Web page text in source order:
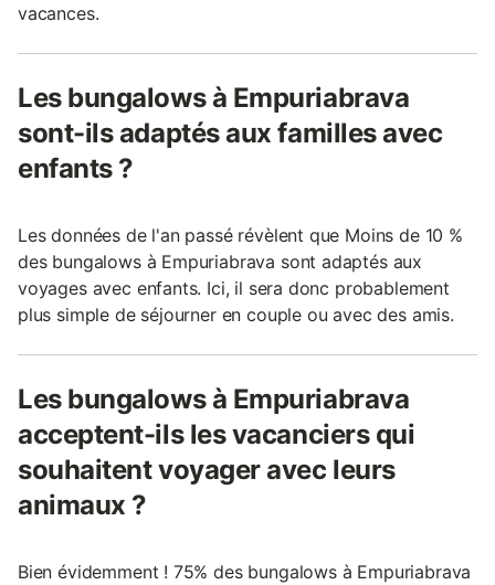
vacances.
Les bungalows à Empuriabrava
sont-ils adaptés aux familles avec
enfants ?
Les données de l'an passé révèlent que Moins de 10 %
des bungalows à Empuriabrava sont adaptés aux
voyages avec enfants. Ici, il sera donc probablement
plus simple de séjourner en couple ou avec des amis.
Les bungalows à Empuriabrava
acceptent-ils les vacanciers qui
souhaitent voyager avec leurs
animaux ?
Bien évidemment ! 75% des bungalows à Empuriabrava